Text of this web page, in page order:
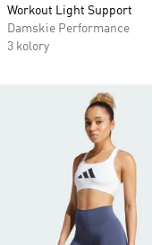
Workout Light Support
Damskie Performance
3 kolory